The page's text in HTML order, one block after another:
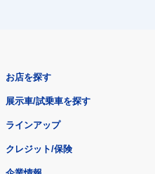
お店を探す
展示車/試乗車を探す
ラインアップ
クレジット/保険